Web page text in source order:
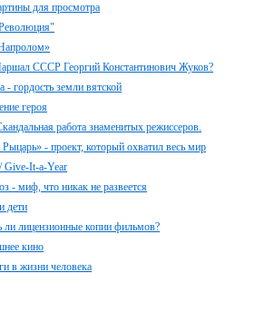
для просмотра
СССР Георгий Константинович Жуков?
- гордость земли вятской
героя
работа знаменитых режиссеров.
- проект, который охватил весь мир
Give-It-a-Year
- миф, что никак не развеется
дети
ли лицензионные копии фильмов?
кино
в жизни человека